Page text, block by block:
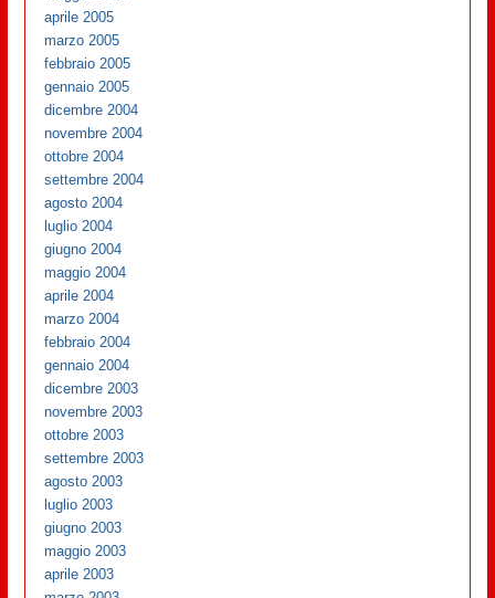
aprile 2005
marzo 2005
febbraio 2005
gennaio 2005
dicembre 2004
novembre 2004
ottobre 2004
settembre 2004
agosto 2004
luglio 2004
giugno 2004
maggio 2004
aprile 2004
marzo 2004
febbraio 2004
gennaio 2004
dicembre 2003
novembre 2003
ottobre 2003
settembre 2003
agosto 2003
luglio 2003
giugno 2003
maggio 2003
aprile 2003